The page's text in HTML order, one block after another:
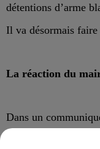
détentions d’arme
Il va désormais faire
La réaction du
Dans un
a réagi à cette